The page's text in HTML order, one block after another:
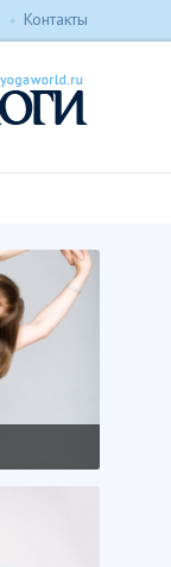
Контакты